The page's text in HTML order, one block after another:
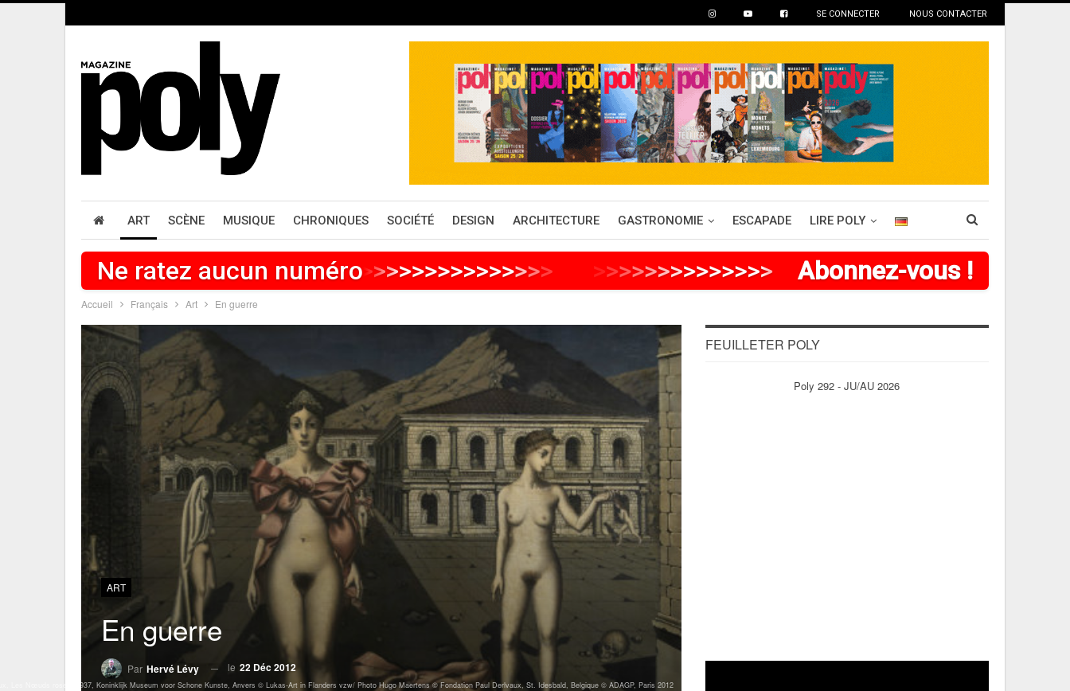
SE CONNECTER NOUS CONTACTER
ART SCÈNE MUSIQUE CHRONIQUES SOCIÉTÉ DESIGN ARCHITECTURE GASTRONOMIE ESCAPADE LIRE POLY
Ne ratez aucun numéro>>>>>>>>>>>>>>> >>>>>>>>>> >>> Abonnez-vous !
Accueil Français Art En guerre
ART
En guerre
Par Hervé Lévy le 22 Déc 2012
Les Nœuds roses, 1937, Koninklijk Museum voor Schone Kunste, Anvers © Lukas-Art in Flanders vzw/ Photo Hugo Maertens © Fondation Paul Derlvaux, St. Idesbald, Belgique © ADAGP, Paris 2012
FEUILLETER POLY
Poly 292 - JU/AU 2026